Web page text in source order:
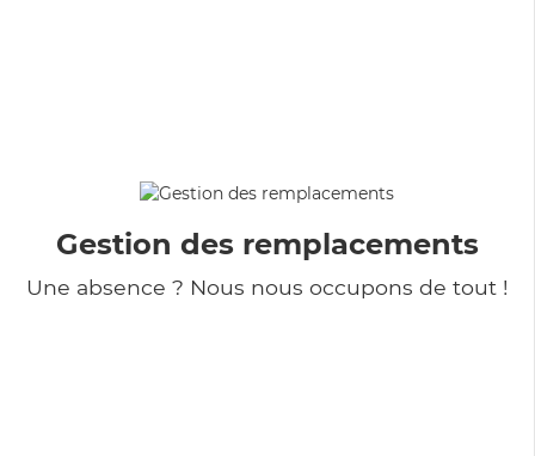
Gestion des remplacements
Une absence ? Nous nous occupons de tout !